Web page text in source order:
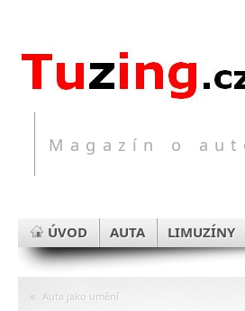
Magazín o
ÚVOD AUTA LIMUZÍNY
« Auta jako umění